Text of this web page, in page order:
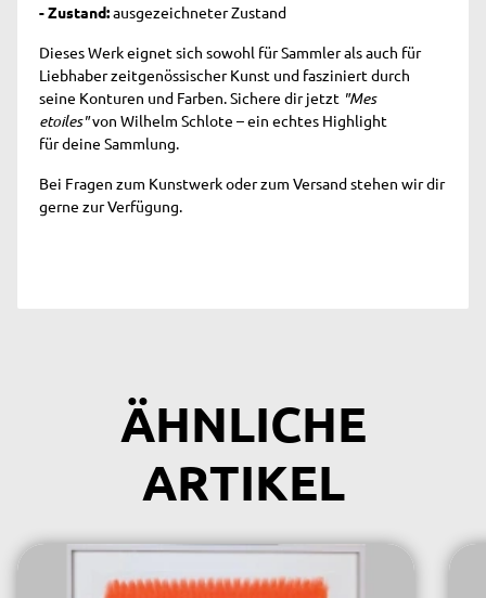
- Zustand:ausgezeichneter Zustand
Dieses Werk eignet sich sowohl für Sammler als auch für
Liebhaber zeitgenössischer Kunst und fasziniert durch
seine Konturen und Farben. Sichere dir jetzt "Mes
etoiles"von Wilhelm Schlote – ein echtes Highlight
für deine Sammlung.
Bei Fragen zum Kunstwerk oder zum Versand stehen wir dir
gerne zur Verfügung.
ÄHNLICHE
ARTIKEL